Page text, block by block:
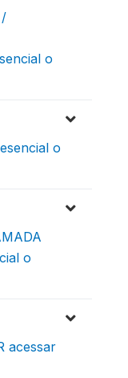
/
o
o
o
acessar